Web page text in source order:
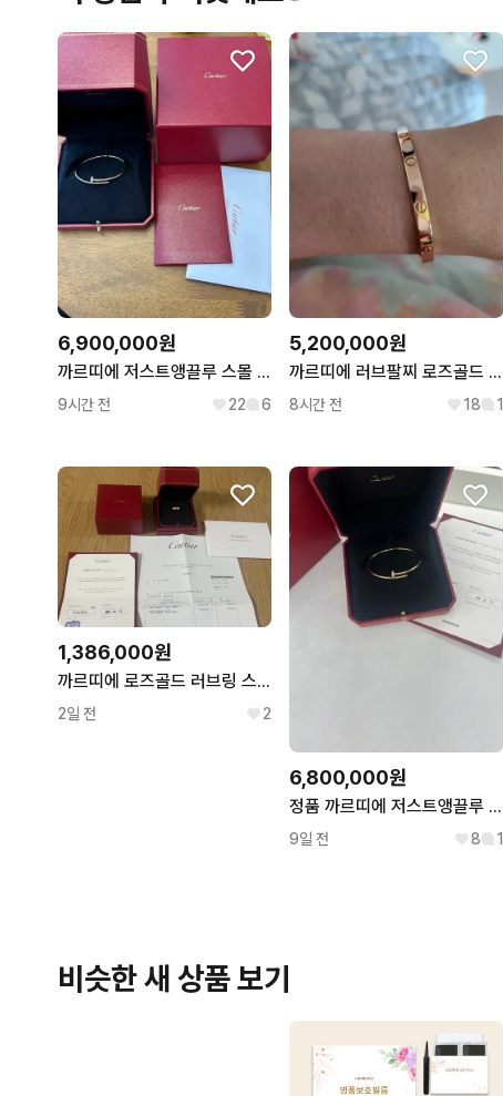
6,900,000원
까르띠에 저스트앵끌루 스몰 다이아 로즈골드 16호
9시간 전 22 6
5,200,000원
까르띠에 러브팔찌 로즈골드 sm15사이즈
8시간 전 18 1
1,386,000원
까르띠에 로즈골드 러브링 스몰 다이아 1p 47호
2일 전 2
6,800,000원
정품 까르띠에 저스트앵끌루 다이아 못팔찌 sm 로즈골드 17호
9일 전 8 1
비슷한 새 상품 보기